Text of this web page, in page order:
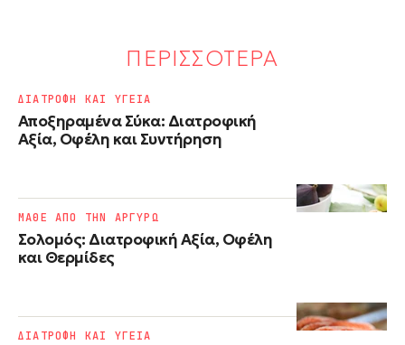
ΠΕΡΙΣΣΟΤΕΡΑ
Αποξηραμένα Σύκα: Διατροφική
Αξία, Οφέλη και Συντήρηση
ΔΙΑΤΡΟΦΗ ΚΑΙ ΥΓΕΙΑ
Σολομός: Διατροφική Αξία, Οφέλη
και Θερμίδες
ΜΑΘΕ ΑΠΟ ΤΗΝ ΑΡΓΥΡΩ
ΔΙΑΤΡΟΦΗ ΚΑΙ ΥΓΕΙΑ